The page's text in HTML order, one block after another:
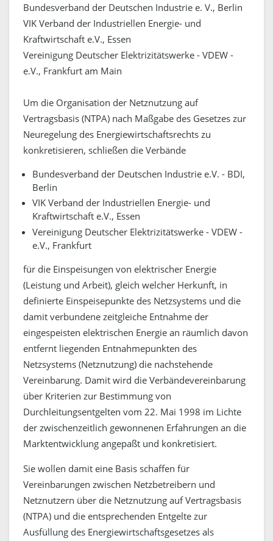
Bundesverband der Deutschen Industrie e. V., Berlin
VIK Verband der Industriellen Energie- und
Kraftwirtschaft e.V., Essen
Vereinigung Deutscher Elektrizitätswerke - VDEW -
e.V., Frankfurt am Main
Um die Organisation der Netznutzung auf
Vertragsbasis (NTPA) nach Maßgabe des Gesetzes zur
Neuregelung des Energiewirtschaftsrechts zu
konkretisieren, schließen die Verbände
Bundesverband der Deutschen Industrie e.V. - BDI,
Berlin
VIK Verband der Industriellen Energie- und
Kraftwirtschaft e.V., Essen
Vereinigung Deutscher Elektrizitätswerke - VDEW -
e.V., Frankfurt
für die Einspeisungen von elektrischer Energie
(Leistung und Arbeit), gleich welcher Herkunft, in
definierte Einspeisepunkte des Netzsystems und die
damit verbundene zeitgleiche Entnahme der
eingespeisten elektrischen Energie an räumlich davon
entfernt liegenden Entnahmepunkten des
Netzsystems (Netznutzung) die nachstehende
Vereinbarung. Damit wird die Verbändevereinbarung
über Kriterien zur Bestimmung von
Durchleitungsentgelten vom 22. Mai 1998 im Lichte
der zwischenzeitlich gewonnenen Erfahrungen an die
Marktentwicklung angepaßt und konkretisiert.
Sie wollen damit eine Basis schaffen für
Vereinbarungen zwischen Netzbetreibern und
Netznutzern über die Netznutzung auf Vertragsbasis
(NTPA) und die entsprechenden Entgelte zur
Ausfüllung des Energiewirtschaftsgesetzes als